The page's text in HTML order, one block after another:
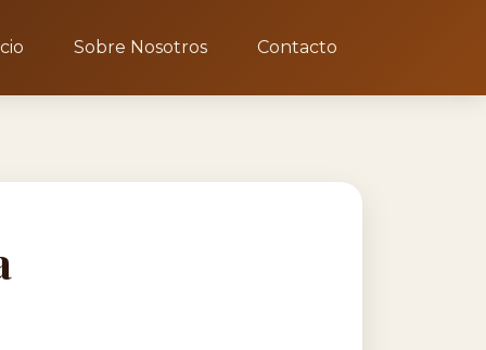
Sobre Nosotros Contacto